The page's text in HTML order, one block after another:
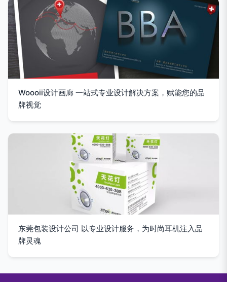
Woooii设计画廊 一站式专业设计解决方案，赋能您的品
牌视觉
东莞包装设计公司 以专业设计服务，为时尚耳机注入品
牌灵魂